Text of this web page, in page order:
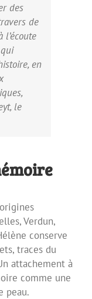
des
de
l’écoute
en
le
Verdun,
conserve
traces du
attachement à
comme une
peau.